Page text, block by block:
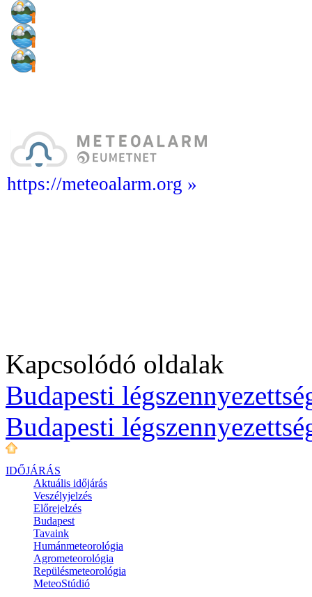
https://meteoalarm.org »
Kapcsolódó oldalak
Budapesti
Budapesti
IDŐJÁRÁS
Aktuális időjárás
Veszélyjelzés
Előrejelzés
Budapest
Tavaink
Humánmeteorológia
Agrometeorológia
Repülésmeteorológia
MeteoStúdió